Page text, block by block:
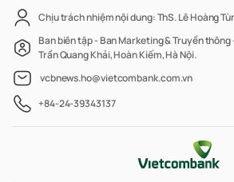
Chịu trách nhiệm nội dung: ThS. Lê Hoàng
Ban biên tập - Ban Marketing & Truyền thông
Trần Quang Khải, Hoàn Kiếm, Hà Nội.
vcbnews.ho@vietcombank.com.vn
+84-24-39343137